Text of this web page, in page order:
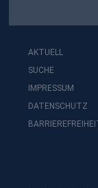
AKTUELL
SUCHE
IMPRESSUM
DATENSCHUTZ